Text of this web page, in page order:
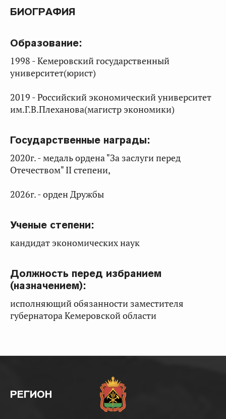
БИОГРАФИЯ
Образование:
1998 - Кемеровский государственный
университет(юрист)
2019 - Российский экономический университет
им.Г.В.Плеханова(магистр экономики)
Государственные награды:
2020г. - медаль ордена "За заслуги перед
Отечеством" II степени,
2026г. - орден Дружбы
Ученые степени:
кандидат экономических наук
Должность перед избранием
(назначением):
исполняющий обязанности заместителя
губернатора Кемеровской области
РЕГИОН